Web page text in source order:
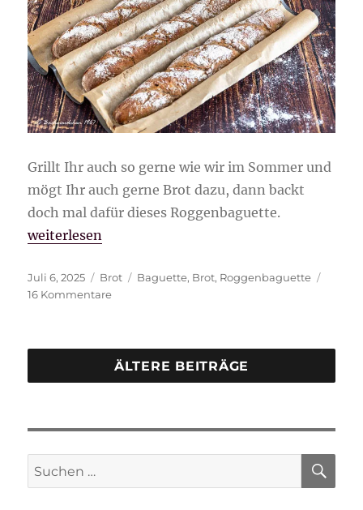
Grillt Ihr auch so gerne wie wir im Sommer und
mögt Ihr auch gerne Brot dazu, dann backt
doch mal dafür dieses Roggenbaguette.
„Roggenbaguette“
weiterlesen
Veröffentlicht
am
Juli 6, 2025 Kategorien
Brot Schlagwörter
Baguette, Brot, Roggenbaguette
16 Kommentarezu
ÄLTERE BEITRÄGE
Suche
nach: